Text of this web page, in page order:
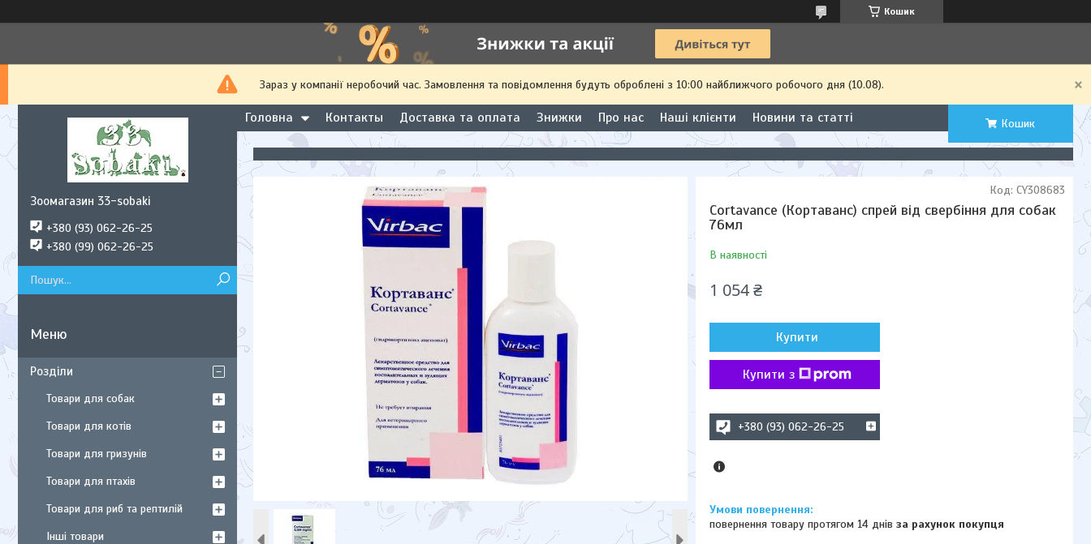
Кошик
Зараз у компанії неробочий час. Замовлення та повідомлення будуть оброблені з 10:00 найближчого робочого дня (10.08).
Головна Контакты Доставка та оплата Знижки Про нас Наші клієнти Новини та статті Кошик
Cortavance (Кортаванс) спрей від свербіння для собак
76мл
В наявності
Код: CY308683
1 054 ₴
Купити
Купити з
+380 (93) 062-26-25
повернення товару протягом 14 днівза рахунок покупця
Зоомагазин 33-sobaki
+380 (93) 062-26-25
+380 (99) 062-26-25
Розділи
Товари для собак
Товари для котів
Товари для гризунів
Товари для птахів
Товари для риб та рептилій
Інші товари